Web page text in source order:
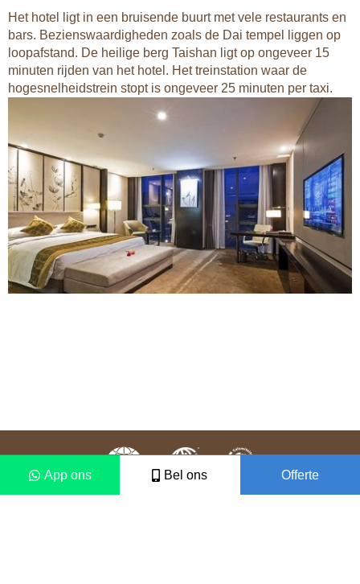
Het hotel ligt in een bruisende buurt met vele restaurants en
bars. Bezienswaardigheden zoals de Dai tempel liggen op
loopafstand. De heilige berg Taishan ligt op ongeveer 15
minuten rijden van het hotel. Het treinstation waar de
hogesnelheidstrein stopt is ongeveer 25 minuten per taxi.
App ons Bel ons Offerte